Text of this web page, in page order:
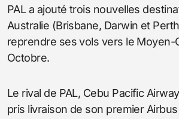
PAL a ajouté trois nouvelles
Australie (Brisbane, Darwin et
reprendre ses vols vers le Moyen-
Octobre.
Le rival de PAL, Cebu Pacific
pris livraison de son premier